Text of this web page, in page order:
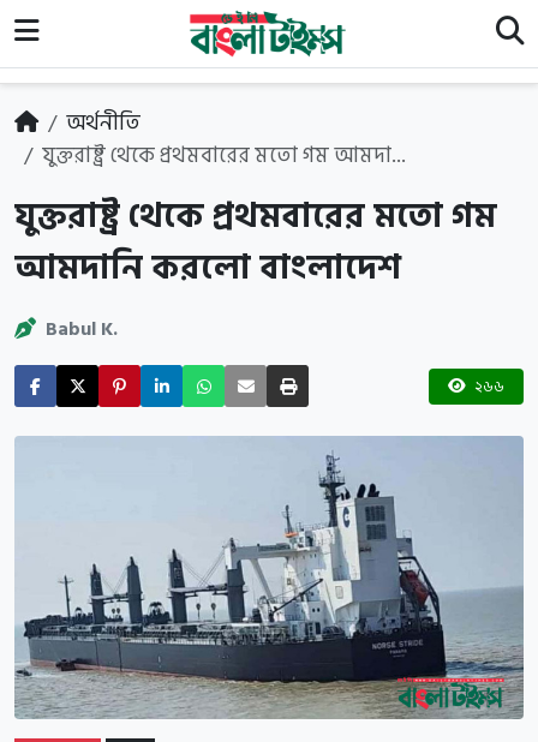
অর্থনীতি
যুক্তরাষ্ট্র থেকে প্রথমবারের মতো গম আমদা...
যুক্তরাষ্ট্র থেকে প্রথমবারের মতো গম
আমদানি করলো বাংলাদেশ
Babul K.
২৬৬